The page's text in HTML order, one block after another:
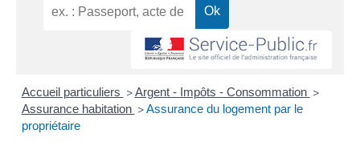
Accueil particuliers > Argent - Impôts - Consommation >
Assurance habitation > Assurance du logement par le
propriétaire